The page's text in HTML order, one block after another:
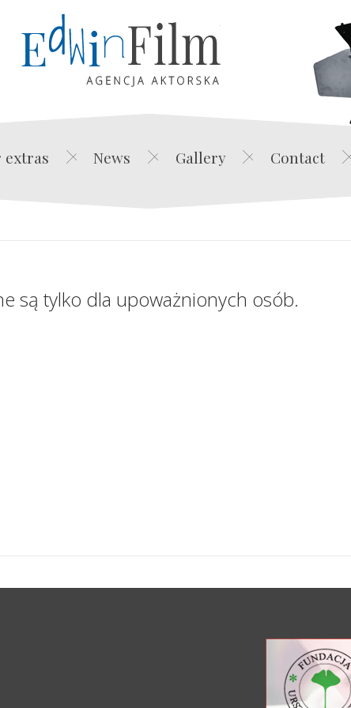
Edwin Film Agencja Aktorska
extras News Gallery Contact
są tylko dla upoważnionych osób.